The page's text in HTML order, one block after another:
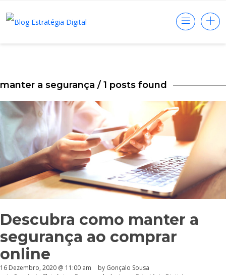
manter a segurança / 1 posts found
Descubra como manter a
segurança ao comprar
online
16 Dezembro, 2020 @ 11:00 am by Gonçalo Sousa